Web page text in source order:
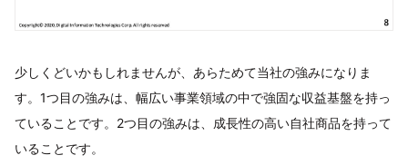
少しくどいかもしれませんが、あらためて当社の強みになりま
す。1つ目の強みは、幅広い事業領域の中で強固な収益基盤を持っ
ていることです。2つ目の強みは、成長性の高い自社商品を持って
いることです。